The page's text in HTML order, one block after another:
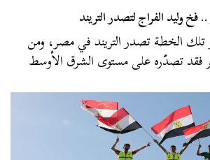
وليد الفراج لتصدر التريند
تلك الخطة تصدر التريند في مصر، ومن
فقد تصدّره على مستوى الشرق الأوسط